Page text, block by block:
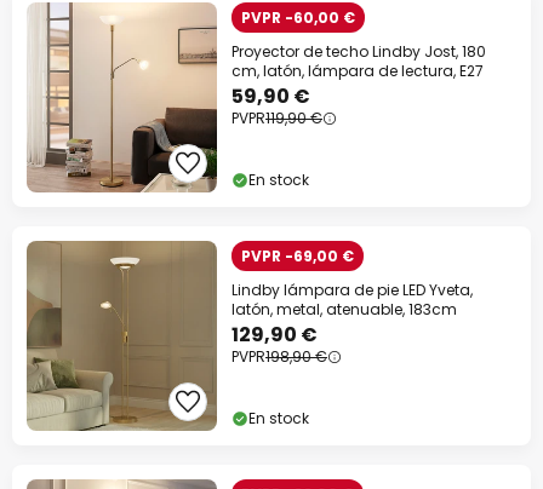
PVPR -60,00 €
Proyector de techo Lindby Jost, 180
cm, latón, lámpara de lectura, E27
59,90 €
PVPR119,90 €
En stock
PVPR -69,00 €
Lindby lámpara de pie LED Yveta,
latón, metal, atenuable, 183cm
129,90 €
PVPR198,90 €
En stock